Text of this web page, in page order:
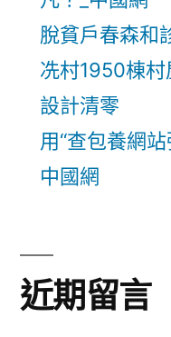
脫貧戶春森和
冼村1950棟
設計清零
用“查包養網
中國網
近期留言